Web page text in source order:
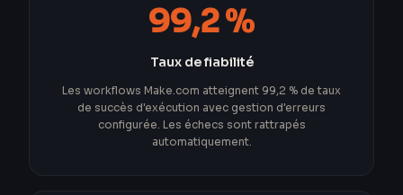
99,2 %
Taux de fiabilité
Les workflows Make.com atteignent 99,2 % de taux
de succès d'exécution avec gestion d'erreurs
configurée. Les échecs sont rattrapés
automatiquement.